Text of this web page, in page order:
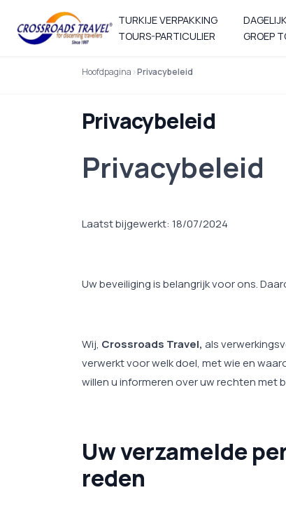
TURKIJE VERPAKKING
TOURS-PARTICULIER
GROEP
Hoofdpagina Privacybeleid
Privacybeleid
Privacybeleid
Laatst bijgewerkt: 18/07/2024
Uw beveiliging is belangrijk voor ons.
Wij, Crossroads Travel, als
verwerkt voor welk doel, met wie en
willen u informeren over uw rechten met
Uw verzamelde
reden